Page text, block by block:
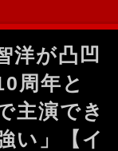
洋が凸凹
周年と
主演でき
い」【イ